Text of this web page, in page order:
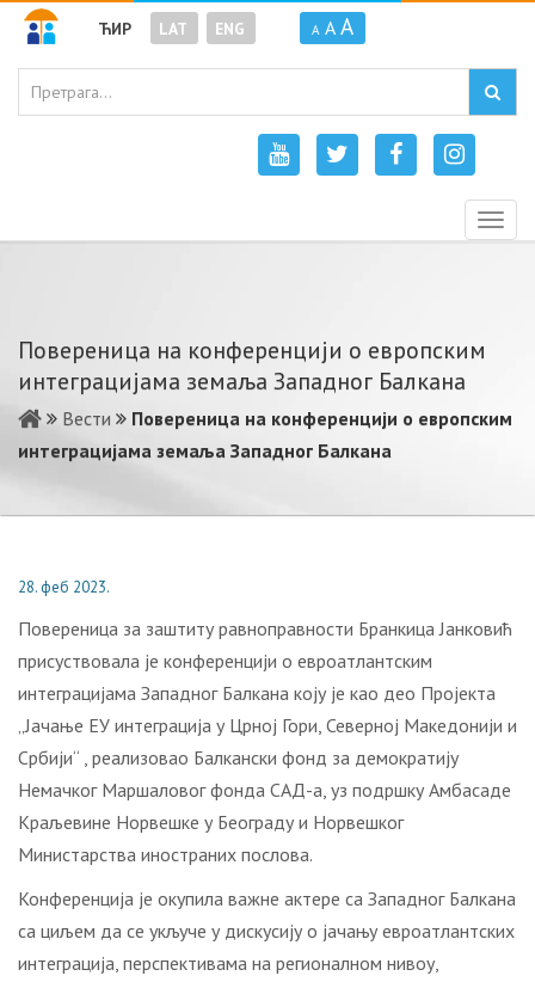
ЋИР LAT ENG A A A
Повереница на конференцији о европским
интеграцијама земаља Западног Балкана
Вести
Повереница на конференцији о европским
интеграцијама земаља Западног Балкана
28. феб 2023.
Повереница за заштиту равноправности Бранкица Јанковић
присуствовала је конференцији о евроатлантским
интеграцијама Западног Балкана коју је као део Пројекта
„Јачање ЕУ интеграција у Црној Гори, Северној Македонији и
Србији“ , реализовао Балкански фонд за демократију
Немачког Маршаловог фонда САД-а, уз подршку Амбасаде
Краљевине Норвешке у Београду и Норвешког
Министарства иностраних послова.
Конференција је окупила важне актере са Западног Балкана
са циљем да се укључе у дискусију о јачању евроатлантских
интеграција, перспективама на регионалном нивоу,